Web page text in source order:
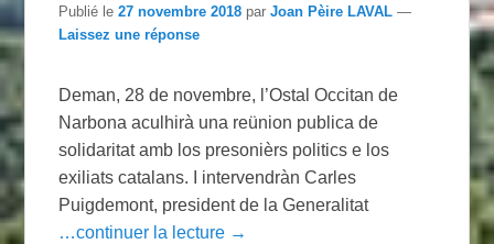
Publié le27 novembre 2018 parJoan Pèire LAVAL —
Laissez une réponse
Deman, 28 de novembre, l’Ostal Occitan de
Narbona aculhirà una reünion publica de
solidaritat amb los presonièrs politics e los
exiliats catalans. I intervendràn Carles
Puigdemont, president de la Generalitat
…continuer la lecture →